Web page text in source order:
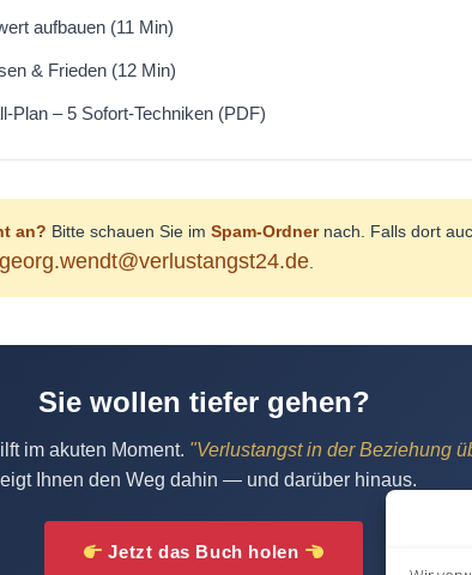
aufbauen (11 Min)
& Frieden (12 Min)
Plan – 5 Sofort-Techniken (PDF)
an? Bitte schauen Sie im Spam-Ordnernach. Falls dort
georg.wendt@verlustangst24.de
Sie wollen tiefer gehen?
im akuten Moment. "Verlustangst in der Beziehung
Ihnen den Weg dahin — und darüber hinaus.
Jetzt das Buch holen